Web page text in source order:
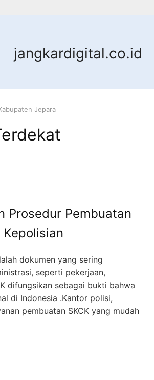
jangkardigital.co.id
Jepara
Prosedur Pembuatan
dokumen yang sering
seperti pekerjaan,
difungsikan sebagai bukti bahwa
di Indonesia .Kantor polisi,
pembuatan SKCK yang mudah